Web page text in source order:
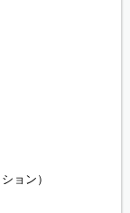
ョン）